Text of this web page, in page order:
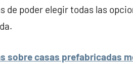
de poder elegir todas las
sobre casas prefabricadas